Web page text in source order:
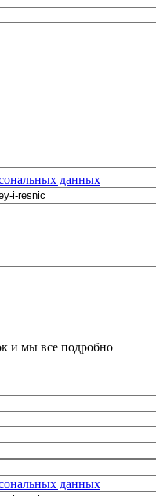
данных
и мы все подробно
данных